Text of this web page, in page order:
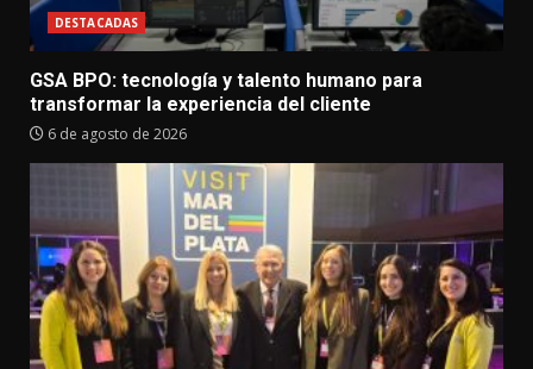
DESTACADAS
GSA BPO: tecnología y talento humano para
transformar la experiencia del cliente
6 de agosto de 2026